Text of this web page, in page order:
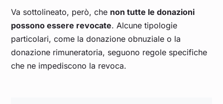
Va sottolineato, però, che non tutte le donazioni
possono essere revocate. Alcune tipologie
particolari, come la donazione obnuziale o la
donazione rimuneratoria, seguono regole specifiche
che ne impediscono la revoca.